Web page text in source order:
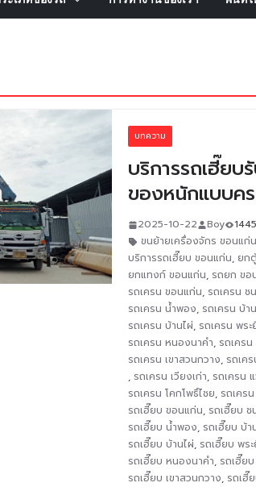
บทความ
บริการรถเฮี๊ย
ของหนักแบบค
2025-10-22 Boy
ขนย้ายเครื่องจักร ขอนแก่น
บริการรถเฮี๊ยบ ขอนแก่น, ยก
ยกแทงก์ ขอนแก่น, รถยก ขอ
รถเครน ขอนแก่น, รถเครน ช
รถเครน น้ำพอง, รถเครน บ้า
รถเครน บ้านไผ่, รถเครน พระ
รถเครน หนองนาคำ, รถเคร
รถเครน เขาสวนกวาง, รถเค
, รถเครน เวียงเก่า, รถเครน
รถเครน โคกโพธิ์ไชย, รถเคร
รถเฮี๊ยบ ขอนแก่น, รถเฮี๊ยบ ช
รถเฮี๊ยบ น้ำพอง, รถเฮี๊ยบ บ้า
รถเฮี๊ยบ บ้านไผ่, รถเฮี๊ยบ พร
รถเฮี๊ยบ หนองนาคำ, รถเฮี๊ย
รถเฮี๊ยบ เขาสวนกวาง, รถเฮี๊